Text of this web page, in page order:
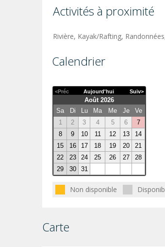
Activités à proximité
Rivière, Kayak/Rafting,
Calendrier
<Préc Aujourd'hui Suiv>
Août 2026
Sa
Di Lu Ma Me Je
Ve
1
2 3 4 5 6
7
8
9 10 11 12 13
14
15
16 17 18 19 20
21
22
23 24 25 26 27
28
29
30 31
Non disponible
Carte